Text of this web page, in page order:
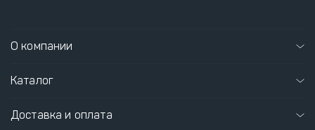
О компании
Каталог
Доставка и оплата